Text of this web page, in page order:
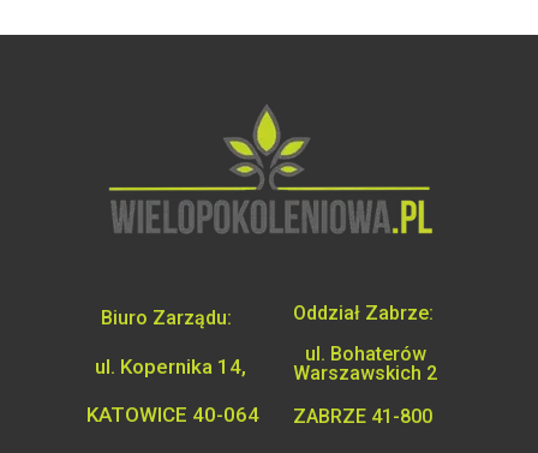
Oddział Zabrze:
ul. Bohaterów
Warszawskich 2
ZABRZE 41-800
Biuro Zarządu:
ul. Kopernika 14,
KATOWICE 40-064